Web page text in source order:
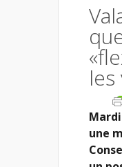
les
une